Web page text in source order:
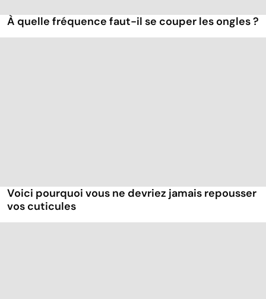
À quelle fréquence faut-il se couper les ongles ?
Voici pourquoi vous ne devriez jamais repousser
vos cuticules